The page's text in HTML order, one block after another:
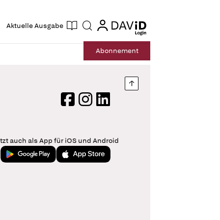
Aktuelle Ausgabe Suche login
login
Abonnement
Nach oben springen
FacebookInstagram
LinkedIn
auch als App für iOS und Android
Jetzt bei Google PlayLaden im App Store